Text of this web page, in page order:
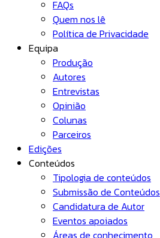
FAQs
Quem nos lê
Política de Privacidade
Equipa
Produção
Autores
Entrevistas
Opinião
Colunas
Parceiros
Edições
Conteúdos
Tipologia de conteúdos
Submissão de Conteúdos
Candidatura de Autor
Eventos apoiados